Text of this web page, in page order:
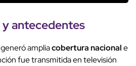
antecedentes
ampliacobertura nacionale
fue transmitida en televisión